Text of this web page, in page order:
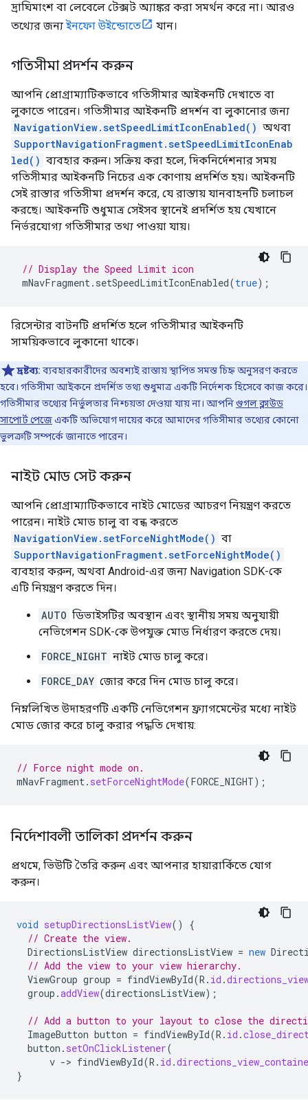
দ্রাঘিমাংশ বা লেবেলে টেক্সট অ্যাঙ্কর করা সমর্থন করে না। আরও
তথ্যের জন্যইনফো উইন্ডোতে যান।
গতিসীমা প্রদর্শন করুন
আপনি প্রোগ্রাম্যাটিকভাবে গতিসীমার আইকনটি দেখাতে বা
লুকাতে পারেন। গতিসীমার আইকনটি প্রদর্শন বা লুকানোর জন্য
NavigationView.setSpeedLimitIconEnabled() অথবা
SupportNavigationFragment.setSpeedLimitIconEnab
led() ব্যবহার করুন। সক্রিয় করা হলে, দিকনির্দেশনার সময়
গতিসীমার আইকনটি নিচের এক কোণায় প্রদর্শিত হয়। আইকনটি
সেই রাস্তার গতিসীমা প্রদর্শন করে, যে রাস্তায় যানবাহনটি চলাচল
করছে। আইকনটি শুধুমাত্র সেইসব স্থানেই প্রদর্শিত হয় যেখানে
নির্ভরযোগ্য গতিসীমার তথ্য পাওয়া যায়।
// Display the Speed Limit icon
mNavFragment. setSpeedLimitIconEnabled(true);
রিসেন্টার বাটনটি প্রদর্শিত হলে গতিসীমার আইকনটি
সাময়িকভাবে লুকানো থাকে।
দ্রষ্টব্য: ব্যবহারকারীদের অবশ্যই রাস্তায় স্থাপিত সমস্ত চিহ্ন অনুসরণ করতে
হবে। গতিসীমা আইকনে প্রদর্শিত তথ্য শুধুমাত্র একটি নির্দেশক হিসেবে কাজ করে।
গতিসীমার তথ্যের নির্ভুলতার নিশ্চয়তা দেওয়া যায় না। আপনিগুগল ক্লাউড
সাপোর্ট পেজে একটি অভিযোগ দায়ের করে আমাদের গতিসীমার তথ্যের কোনো
ভুলত্রুটি সম্পর্কে জানাতে পারেন।
নাইট মোড সেট করুন
আপনি প্রোগ্রাম্যাটিকভাবে নাইট মোডের আচরণ নিয়ন্ত্রণ করতে
পারেন। নাইট মোড চালু বা বন্ধ করতে
NavigationView.setForceNightMode() বা
SupportNavigationFragment.setForceNightMode()
ব্যবহার করুন, অথবা Android-এর জন্য Navigation SDK-কে
এটি নিয়ন্ত্রণ করতে দিন।
AUTO ডিভাইসটির অবস্থান এবং স্থানীয় সময় অনুযায়ী
নেভিগেশন SDK-কে উপযুক্ত মোড নির্ধারণ করতে দেয়।
FORCE_NIGHT নাইট মোড চালু করে।
FORCE_DAY জোর করে দিন মোড চালু করে।
নিম্নলিখিত উদাহরণটি একটি নেভিগেশন ফ্র্যাগমেন্টের মধ্যে নাইট
মোড জোর করে চালু করার পদ্ধতি দেখায়:
// Force night mode on.
mNavFragment. setForceNightMode(FORCE_NIGHT);
নির্দেশাবলী তালিকা প্রদর্শন করুন
প্রথমে, ভিউটি তৈরি করুন এবং আপনার হায়ারার্কিতে যোগ
করুন।
void setupDirectionsListView()
{
// Create the view.
DirectionsListView directionsListView = new
// Add the view to your view hierarchy.
ViewGroup group = findViewById(R . id .
group .addView(directionsListView);
// Add a button to your layout to close the
ImageButton button = findViewById(R . id .
button . setOnClickListener(
v -> findViewById(R . id .
}